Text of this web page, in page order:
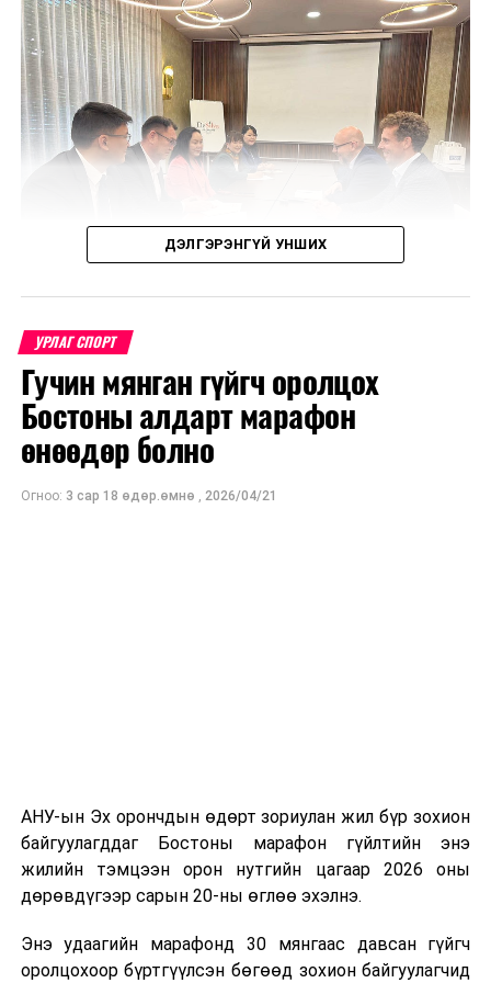
Уулзалтаар Польш болон Монголын өв соёл, ахуй
амьдрал, үндэстний онцлогийг харуулсан
бүтээлүүдийг солилцохоор боллоо.
бүтээсэн "Зөн дагасан монгол адуу" баримтат киног
ДЭЛГЭРЭНГҮЙ УНШИХ
УРЛАГ СПОРТ
Гучин мянган гүйгч оролцох
Бостоны алдарт марафон
өнөөдөр болно
Огноо: 3 сар 18 өдөр.өмнө , 2026/04/21
АНУ-ын Эх орончдын өдөрт зориулан жил бүр зохион
байгуулагддаг Бостоны марафон гүйлтийн энэ
жилийн тэмцээн орон нутгийн цагаар 2026 оны
дөрөвдүгээр сарын 20-ны өглөө эхэлнэ.
Энэ удаагийн марафонд 30 мянгаас давсан гүйгч
оролцохоор бүртгүүлсэн бөгөөд зохион байгуулагчид